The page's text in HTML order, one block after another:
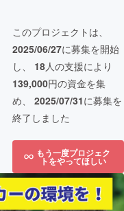
このプロジェクトは、
2025/06/27に募集を開始
し、 18人の支援により
139,000円の資金を集
め、 2025/07/31に募集を
終了しました
もう一度プロジェク
トをやってほしい